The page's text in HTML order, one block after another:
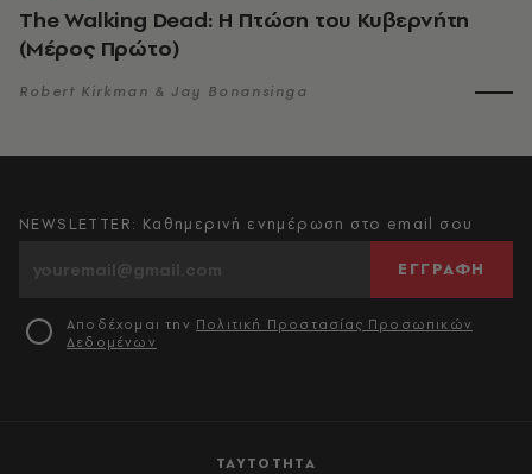
The Walking Dead: Η Πτώση του Κυβερνήτη
(Μέρος Πρώτο)
Robert Kirkman & Jay Bonansinga
ΤΑΥΤΟΤΗΤΑ
NEWSLETTER: Καθημερινή ενημέρωση στο email σου
ΕΓΓΡΑΦΗ
Αποδέχομαι την Πολιτική Προστασίας Προσωπικών
Δεδομένων